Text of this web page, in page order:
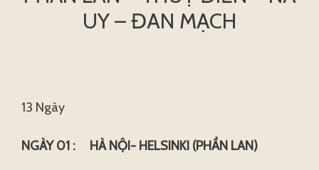
UY – ĐAN MẠCH
13 Ngày
NGÀY 01 : HÀ NỘI- HELSINKI (PHẦN LAN)